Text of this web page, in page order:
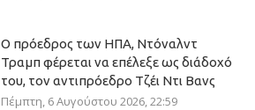
Ο πρόεδρος των ΗΠΑ, Ντόναλντ
Τραμπ φέρεται να επέλεξε ως διάδοχό
του, τον αντιπρόεδρο Τζέι Ντι Βανς
Πέμπτη, 6 Αυγούστου 2026, 22:59